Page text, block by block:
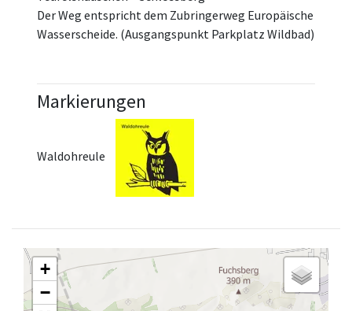
Der Weg entspricht dem Zubringerweg Europäische
Wasserscheide. (Ausgangspunkt Parkplatz Wildbad)
Markierungen
Waldohreule
+
−